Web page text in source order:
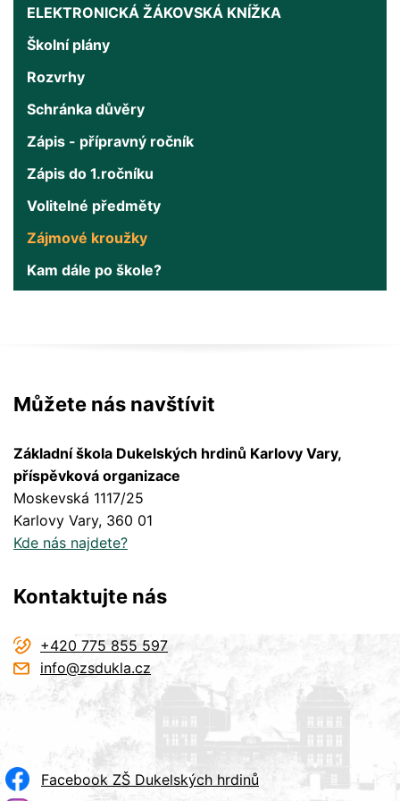
ELEKTRONICKÁ ŽÁKOVSKÁ KNÍŽKA
Školní plány
Rozvrhy
Schránka důvěry
Zápis - přípravný ročník
Zápis do 1.ročníku
Volitelné předměty
Zájmové kroužky
Kam dále po škole?
Můžete nás navštívit
Základní škola Dukelských hrdinů Karlovy Vary,
příspěvková organizace
Moskevská 1117/25
Karlovy Vary, 360 01
Kde nás najdete?
Kontaktujte nás
+420 775 855 597
info@zsdukla.cz
Facebook ZŠ Dukelských hrdinů